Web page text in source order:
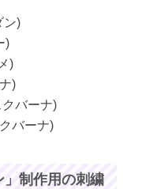
ン)
)
)
)
バーナ)
バーナ)
制作用の刺繍